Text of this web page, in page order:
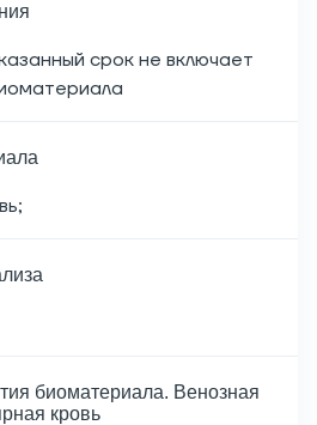
срок не включает
биоматериала. Венозная
кровь